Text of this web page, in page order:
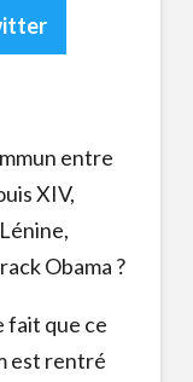
entre
XIV,
Obama ?
fait que ce
est rentré